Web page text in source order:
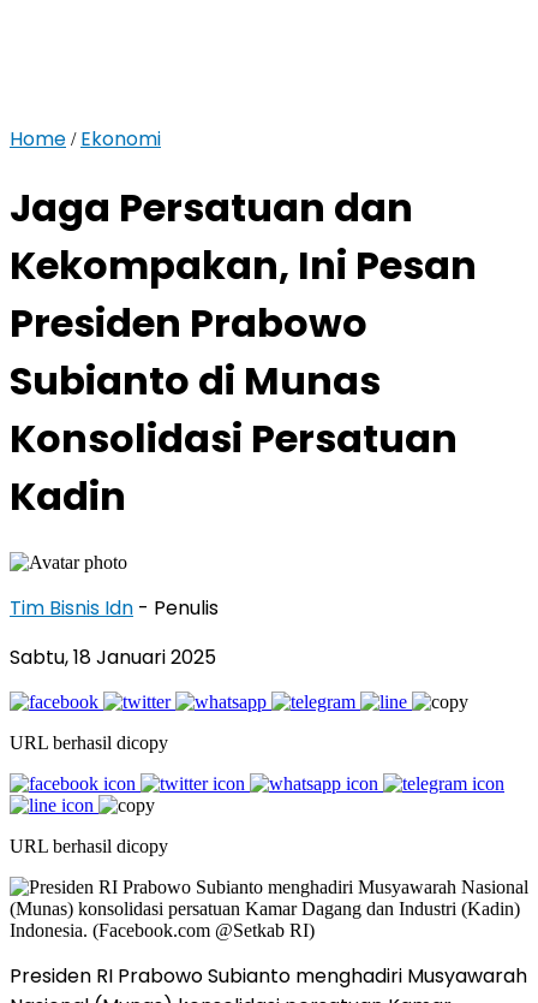
Home / Ekonomi
Jaga Persatuan dan
Kekompakan, Ini Pesan
Presiden Prabowo
Subianto di Munas
Konsolidasi Persatuan
Kadin
Tim Bisnis Idn - Penulis
Sabtu, 18 Januari 2025
URL berhasil dicopy
URL berhasil dicopy
Presiden RI Prabowo Subianto menghadiri Musyawarah